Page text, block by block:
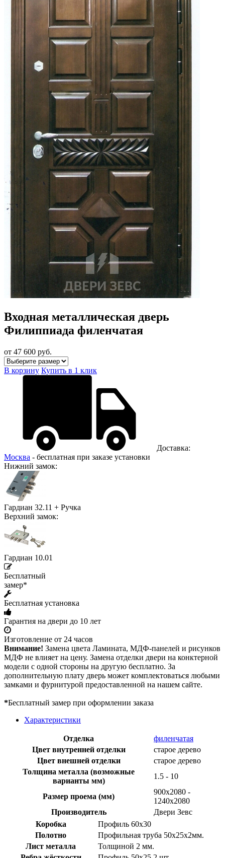
Входная металлическая дверь
Филиппиада филенчатая
от 47 600 руб.
В корзину Купить в 1 клик
Доставка:
Москва - бесплатная при заказе установки
Нижний замок:
Гардиан 32.11 + Ручка
Верхний замок:
Гардиан 10.01
Бесплатный
замер*
Бесплатная установка
Гарантия на двери до 10 лет
Изготовление от 24 часов
Внимание! Замена цвета Ламината, МДФ-панелей и рисунков
МДФ не влияет на цену. Замена отделки двери на конктерной
модели с одной стороны на другую бесплатно. За
дополнительную плату дверь может комплектоваться любыми
замками и фурнитурой предоставленной на нашем сайте.
*Бесплатный замер при оформлении заказа
Характеристики
Отделка
филенчатая
Цвет внутренней отделки
старое дерево
Цвет внешней отделки
старое дерево
Толщина металла (возможные
варианты мм)
1.5 - 10
Размер проема (мм)
900х2080 -
1240х2080
Производитель
Двери Зевс
Коробка
Профиль 60х30
Полотно
Профильная труба 50х25х2мм.
Лист металла
Толщиной 2 мм.